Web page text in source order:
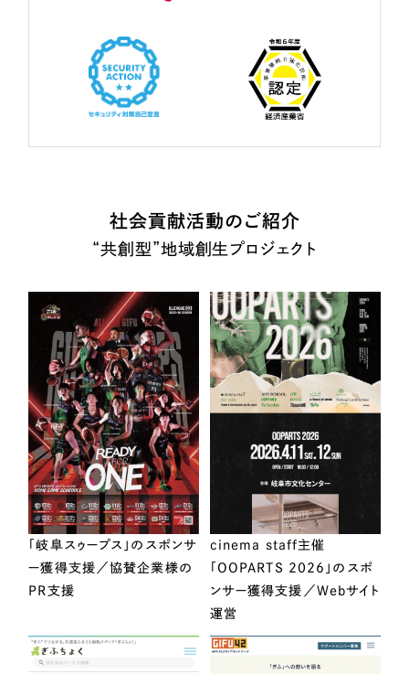
社会貢献活動のご紹介
“共創型”地域創生プロジェクト
「岐阜スゥープス」のスポンサ
ー獲得支援／協賛企業様の
PR支援
cinema staff主催
「OOPARTS 2026」のスポ
ンサー獲得支援／Webサイト
運営